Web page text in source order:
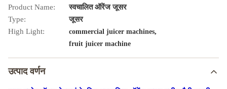
Product Name:
स्वचालित ऑरेंज जूसर
Type:
जूसर
High Light:
commercial juicer machines,
fruit juicer machine
उत्पाद वर्णन